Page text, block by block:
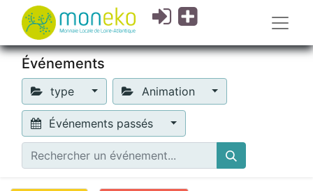
Événements
type Animation
Événements passés